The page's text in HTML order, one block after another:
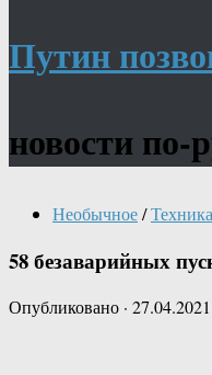
Путин
новости по-
Необычное/Техника
58 безаварийных
Опубликовано · 27.04.2021